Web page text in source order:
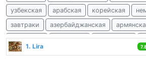
узбекская
арабская корейская
завтраки
азербайджанская
ливанская
татарская балканская
детокс
1. Lira